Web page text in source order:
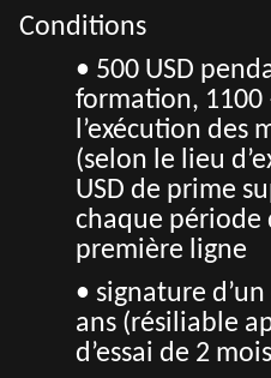
Conditions
• 500 USD
formation, 1100
l’exécution des
(selon le lieu
USD de prime
chaque période
première ligne
• signature
ans (résiliable
d’essai de 2 mois